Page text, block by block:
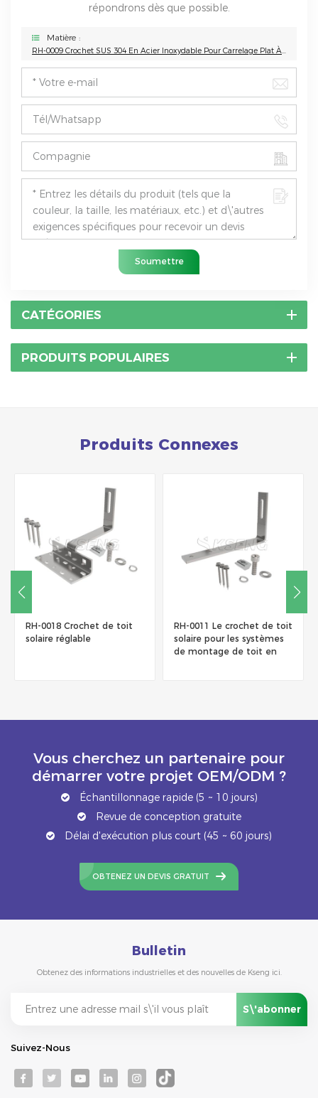
répondrons dès que possible.
Matière :
RH-0009 Crochet SUS 304 En Acier Inoxydable Pour Carrelage Plat À Double Hauteur Réglable
Soumettre
CATÉGORIES
PRODUITS POPULAIRES
Produits Connexes
RH-0018 Crochet de toit
solaire réglable
RH-0011 Le crochet de toit
solaire pour les systèmes
de montage de toit en
Vous cherchez un partenaire pour
démarrer votre projet OEM/ODM ?
Échantillonnage rapide (5 ~ 10 jours)
Revue de conception gratuite
Délai d'exécution plus court (45 ~ 60 jours)
OBTENEZ UN DEVIS GRATUIT
Bulletin
Obtenez des informations industrielles et des nouvelles de Kseng ici.
Suivez-Nous